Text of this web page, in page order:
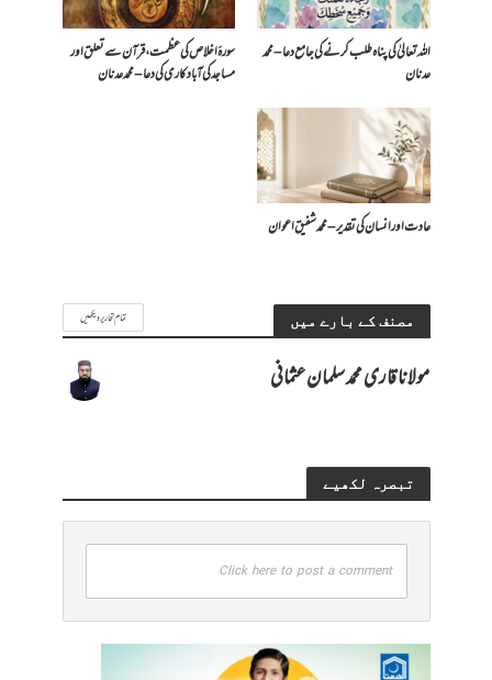
اللہ تعالیٰ کی پناہ طلب کرنے کی جامع دعا – محمد
عدنان
سورۂ اخلاص کی عظمت، قرآن سے تعلق اور
مساجد کی آبادکاری کی دعا – محمد عدنان
عادت اور انسان کی تقدیر – محمد شفیق اعوان
مصنف کے بارے میں تمام تحاریر دیکھیں
مولانا قاری محمد سلمان عثمانی
تبصرہ لکھیے
Click here to post a comment